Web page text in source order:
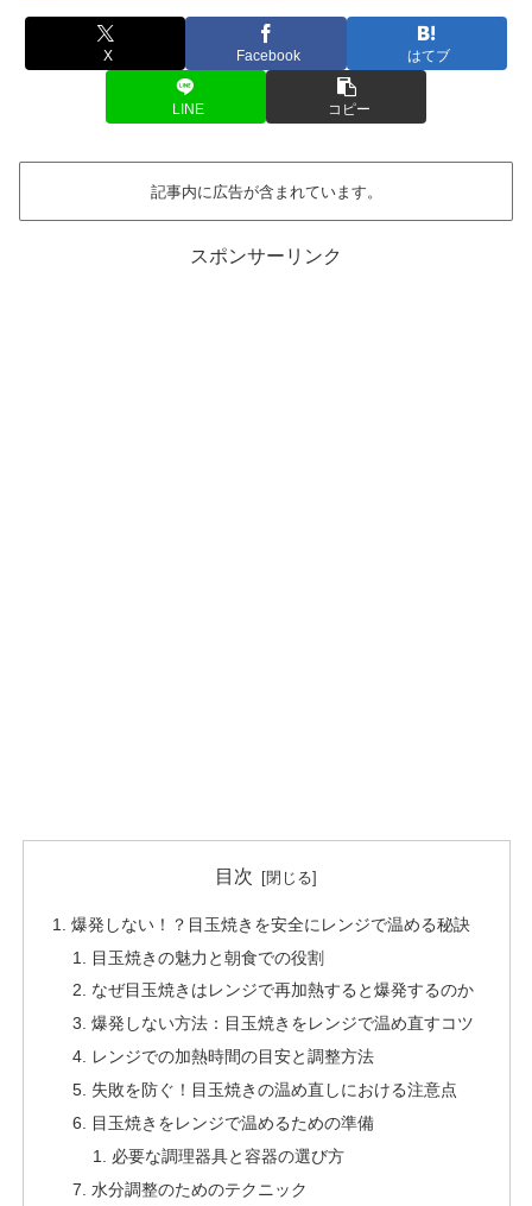
X Facebook はてブ
LINE コピー
記事内に広告が含まれています。
スポンサーリンク
目次
爆発しない！？目玉焼きを安全にレンジで温める秘訣
目玉焼きの魅力と朝食での役割
なぜ目玉焼きはレンジで再加熱すると爆発するのか
爆発しない方法：目玉焼きをレンジで温め直すコツ
レンジでの加熱時間の目安と調整方法
失敗を防ぐ！目玉焼きの温め直しにおける注意点
目玉焼きをレンジで温めるための準備
必要な調理器具と容器の選び方
水分調整のためのテクニック